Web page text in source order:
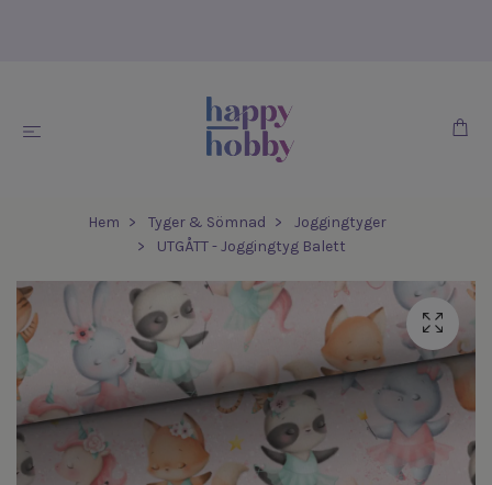
Hem Tyger & Sömnad
Joggingtyger
UTGÅTT - Joggingtyg Balett